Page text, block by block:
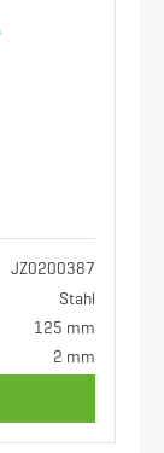
JZ0200387
Stahl
125 mm
2 mm